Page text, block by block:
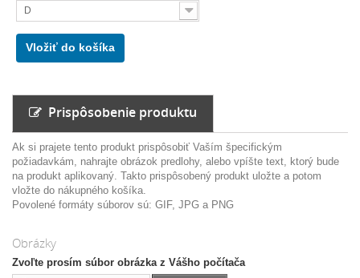
D
Vložiť do košíka
Prispôsobenie produktu
Ak si prajete tento produkt prispôsobiť Vaším špecifickým
požiadavkám, nahrajte obrázok predlohy, alebo vpíšte text, ktorý bude
na produkt aplikovaný. Takto prispôsobený produkt uložte a potom
vložte do nákupného košíka.
Povolené formáty súborov sú: GIF, JPG a PNG
Obrázky
Zvoľte prosím súbor obrázka z Vášho počítača